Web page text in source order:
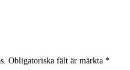
Obligatoriska fält är märkta *